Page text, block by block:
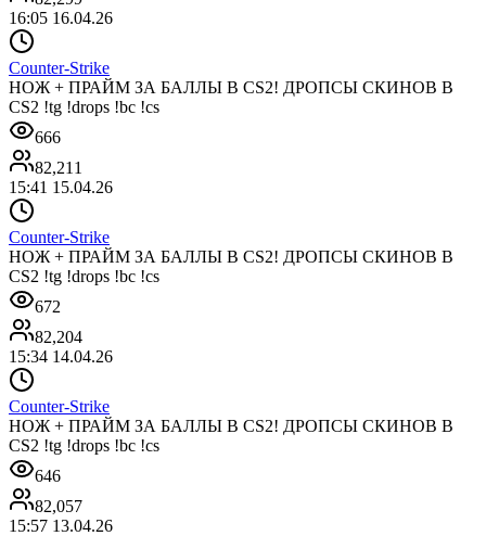
16:05 16.04.26
Counter-Strike
НОЖ + ПРАЙМ ЗА БАЛЛЫ В CS2! ДРОПСЫ СКИНОВ В
CS2 !tg !drops !bc !cs
666
82,211
15:41 15.04.26
Counter-Strike
НОЖ + ПРАЙМ ЗА БАЛЛЫ В CS2! ДРОПСЫ СКИНОВ В
CS2 !tg !drops !bc !cs
672
82,204
15:34 14.04.26
Counter-Strike
НОЖ + ПРАЙМ ЗА БАЛЛЫ В CS2! ДРОПСЫ СКИНОВ В
CS2 !tg !drops !bc !cs
646
82,057
15:57 13.04.26